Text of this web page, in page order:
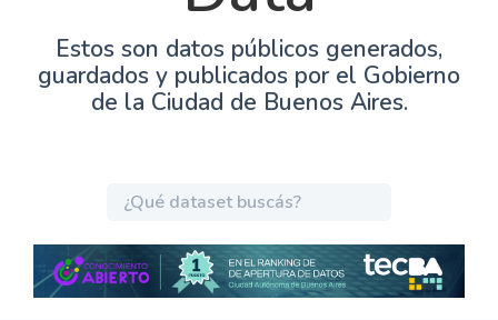
Estos son datos públicos generados,
guardados y publicados por el Gobierno
de la Ciudad de Buenos Aires.